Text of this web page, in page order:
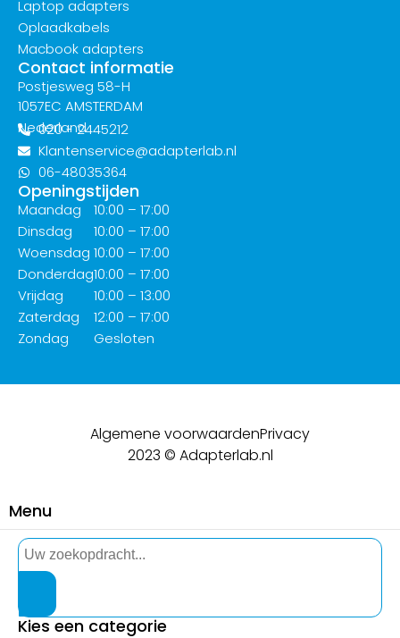
Laptop adapters
Oplaadkabels
Macbook adapters
Contact informatie
Postjesweg 58-H
1057EC AMSTERDAM
Nederland
020 - 2445212
Klantenservice@adapterlab.nl
06-48035364
Openingstijden
Maandag
Dinsdag
Woensdag
Donderdag
Vrijdag
Zaterdag
Zondag
10:00 – 17:00
10:00 – 17:00
10:00 – 17:00
10:00 – 17:00
10:00 – 13:00
12:00 – 17:00
Gesloten
Algemene voorwaardenPrivacy
2023 © Adapterlab.nl
Menu
Kies een categorie